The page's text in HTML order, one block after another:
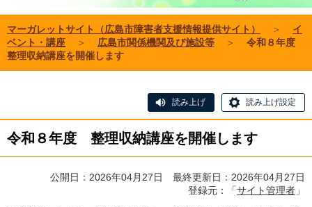
マーガレットサイト（広島市障害者支援情報提供サイト） ＞
イ
ベント・講座
＞ 広島市関係機関及び施設等 ＞
令和８年度
整理収納講座を開催します
読み上げ 読み上げ設定
令和８年度 整理収納講座を開催します
公開日：2026年04月27日 最終更新日：2026年04月27日
登録元：「サイト管理者 」